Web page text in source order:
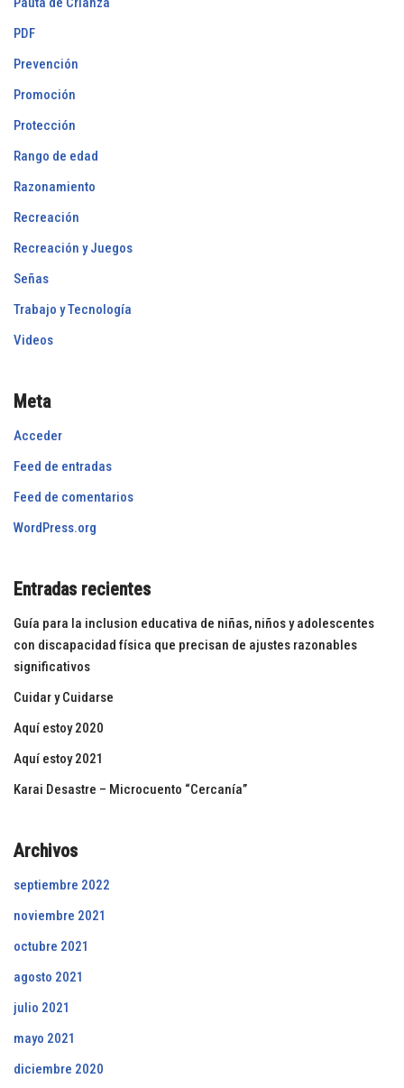
PDF
Prevención
Promoción
Protección
Rango de edad
Razonamiento
Recreación
Recreación y Juegos
Señas
Trabajo y Tecnología
Videos
Meta
Acceder
Feed de entradas
Feed de comentarios
WordPress.org
Entradas recientes
Guía para la inclusion educativa de niñas, niños y adolescentes
con discapacidad física que precisan de ajustes razonables
significativos
Cuidar y Cuidarse
Aquí estoy 2020
Aquí estoy 2021
Karai Desastre – Microcuento “Cercanía”
Archivos
septiembre 2022
noviembre 2021
octubre 2021
agosto 2021
julio 2021
mayo 2021
diciembre 2020